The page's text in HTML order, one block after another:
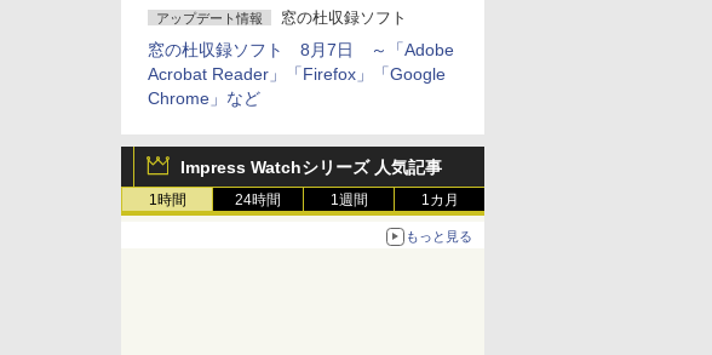
アップデート情報 窓の杜収録ソフト
窓の杜収録ソフト 8月7日 ～「Adobe
Acrobat Reader」「Firefox」「Google
Chrome」など
Impress Watchシリーズ 人気記事
1時間 24時間 1週間 1カ月
もっと見る